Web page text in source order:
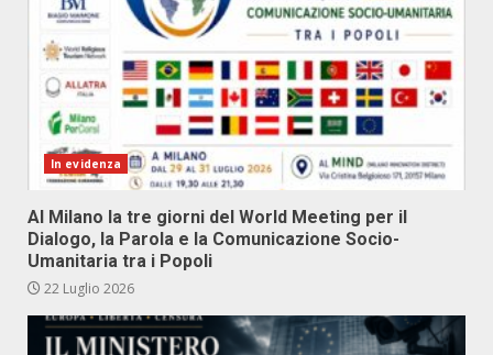
In evidenza
Al Milano la tre giorni del World Meeting per il
Dialogo, la Parola e la Comunicazione Socio-
Umanitaria tra i Popoli
22 Luglio 2026